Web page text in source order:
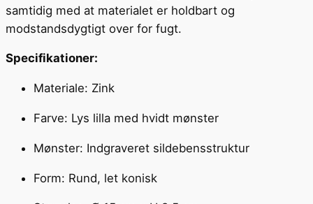
samtidig med at materialet er holdbart og
modstandsdygtigt over for fugt.
Specifikationer:
Materiale: Zink
Farve: Lys lilla med hvidt mønster
Mønster: Indgraveret sildebensstruktur
Form: Rund, let konisk